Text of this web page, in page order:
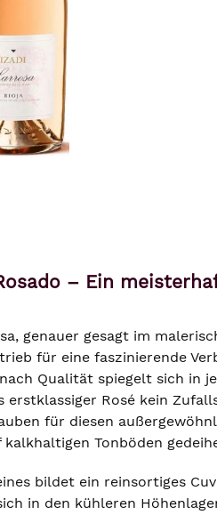
– Ein
genauer gesagt im
für eine faszinierende
Qualität spiegelt sich in
erstklassiger Rosé kein
für diesen
Tonböden
bildet ein reinsortiges
in den kühleren